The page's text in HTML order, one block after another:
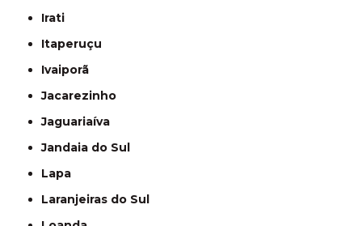
Irati
Itaperuçu
Ivaiporã
Jacarezinho
Jaguariaíva
Jandaia do Sul
Lapa
Laranjeiras do Sul